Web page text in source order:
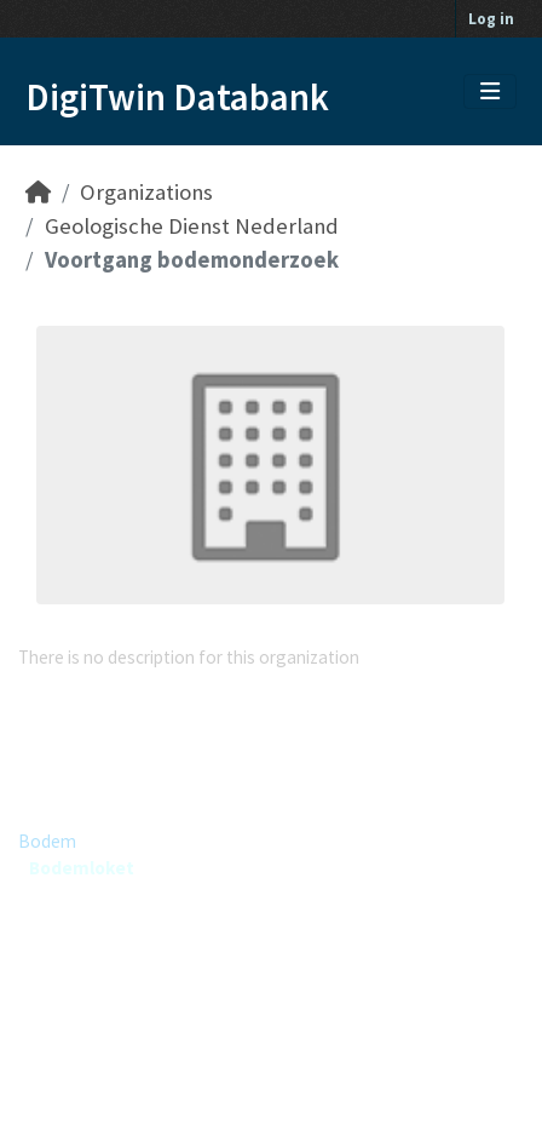
Log in
DigiTwin Databank
Organizations
Geologische Dienst Nederland
Voortgang bodemonderzoek
There is no description for this organization
Bodem
Bodemloket